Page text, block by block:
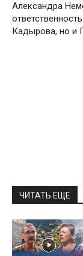
Александра
Кадырова, но и
ЧИТАТЬ ЕЩЕ